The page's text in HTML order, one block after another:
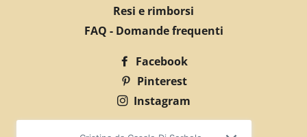
Resi e rimborsi
FAQ - Domande frequenti
Facebook
Pinterest
Instagram
© 2026, EDART